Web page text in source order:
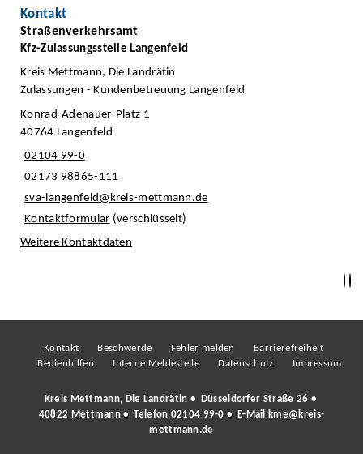
Kontakt
Straßenverkehrsamt
Kfz-Zulassungsstelle Langenfeld
Kreis Mettmann, Die Landrätin
Zulassungen - Kundenbetreuung Langenfeld
Konrad-Adenauer-Platz 1
40764 Langenfeld
02104 99-0
02173 98865-111
sva-langenfeld@kreis-mettmann.de
Kontaktformular (verschlüsselt)
Weitere Kontaktdaten
Kontakt Beschwerde Fehler melden
Barrierefreiheit
Bedienhilfen
Interne Meldestelle Datenschutz Impressum
Kreis Mettmann, Die Landrätin • Düsseldorfer Straße 26 •
40822 Mettmann • Telefon 02104 99-0 • E-Mail
kme@kreis-
mettmann.de